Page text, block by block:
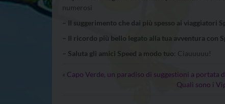
numerosi
– Il suggerimento che dai più spesso ai viaggiatori
– Il ricordo più bello legato alla tua avventura con
– Saluta gli amici Speed a modo tuo: Ciauuuuu!
« Capo Verde, un paradiso di suggestioni a portata
Quali sono i